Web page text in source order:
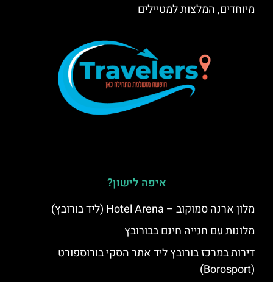
מיוחדים, המלצות למטיילים
איפה לישון?
מלון ארנה סמוקוב – Hotel Arena (ליד בורובץ)
מלונות עם חנייה חינם בבורובץ
דירות במרכז בורובץ ליד אתר הסקי בורוספורט
(Borosport)